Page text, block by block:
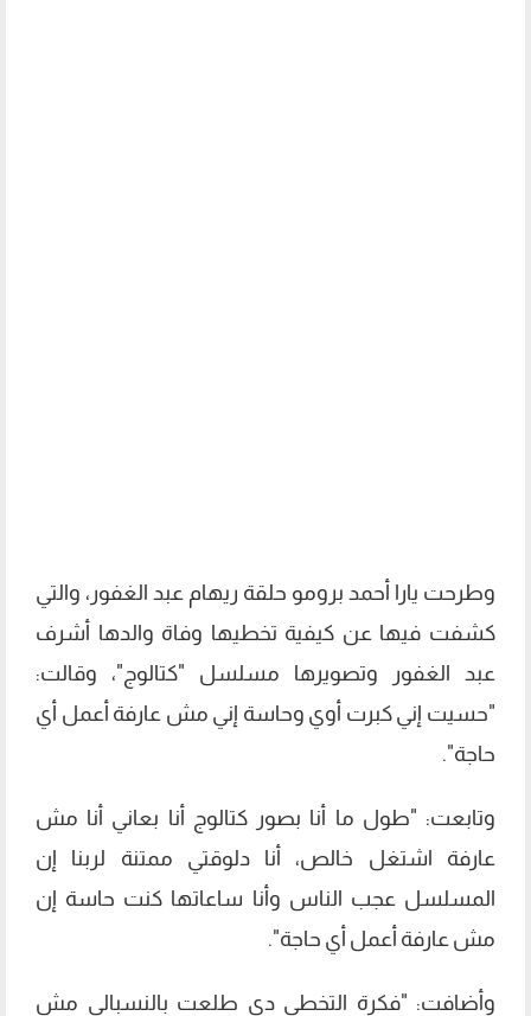
وطرحت يارا أحمد برومو حلقة ريهام عبد الغفور، والتي
كشفت فيها عن كيفية تخطيها وفاة والدها أشرف
عبد الغفور وتصويرها مسلسل "كتالوج"، وقالت:
"حسيت إني كبرت أوي وحاسة إني مش عارفة أعمل أي
حاجة".
وتابعت: "طول ما أنا بصور كتالوج أنا بعاني أنا مش
عارفة اشتغل خالص، أنا دلوقتي ممتنة لربنا إن
المسلسل عجب الناس وأنا ساعاتها كنت حاسة إن
مش عارفة أعمل أي حاجة".
وأضافت: "فكرة التخطي دي طلعت بالنسبالي مش